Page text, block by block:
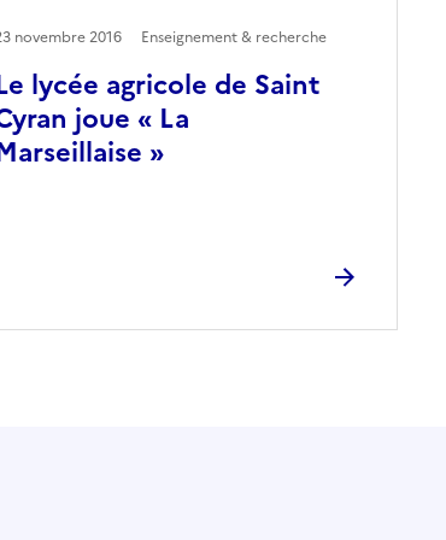
lycée agricole de Saint
joue « La
»
novembre 2016 Enseignement & recherche